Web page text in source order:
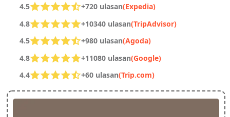
+720 ulasan(Expedia)
4.5
+10340 ulasan(TripAdvisor)
4.8
+980 ulasan(Agoda)
4.5
+11080 ulasan(Google)
4.8
+60 ulasan(Trip.com)
4.4